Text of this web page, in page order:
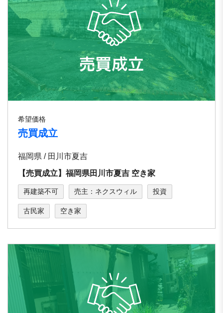
希望価格
売買成立
福岡県 / 田川市夏吉
【売買成立】福岡県田川市夏吉 空き家
再建築不可 売主：ネクスウィル 投資
古民家 空き家